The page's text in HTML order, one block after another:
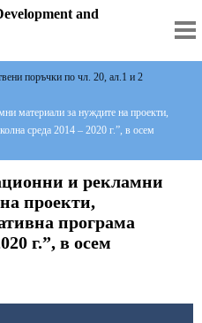
and
поръчки по чл. 20, ал.1 и 2
материали за нуждите на проекти,
среда 2014 – 2020 г.”, в осем
и рекламни
проекти,
програма
г.”, в осем